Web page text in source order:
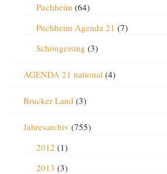
Puchheim (64)
Puchheim Agenda 21 (7)
Schöngeising (3)
AGENDA 21 national (4)
Brucker Land (3)
Jahresarchiv (755)
2012 (1)
2013 (3)